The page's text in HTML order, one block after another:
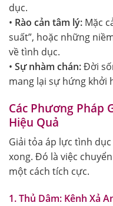
dục.
• Rào cản tâm lý: Mặc
suất”, hoặc những
về tình dục.
• Sự nhàm chán:Đời
mang lại sự hứng khởi
Các Phương Pháp
Hiệu Quả
Giải tỏa áp lực tình dục
xong. Đó là việc
một cách tích cực.
1. Thủ Dâm: Kênh Xả